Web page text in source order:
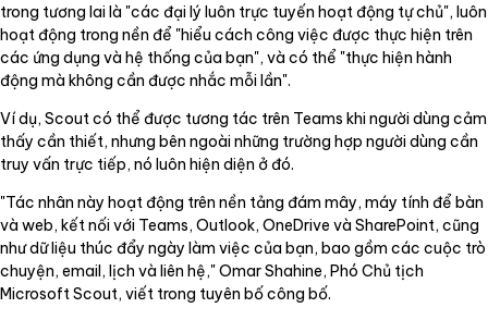
trong tương lai là "các đại lý luôn trực tuyến hoạt động tự chủ", luôn
hoạt động trong nền để "hiểu cách công việc được thực hiện trên
các ứng dụng và hệ thống của bạn", và có thể "thực hiện hành
động mà không cần được nhắc mỗi lần".
Ví dụ, Scout có thể được tương tác trên Teams khi người dùng cảm
thấy cần thiết, nhưng bên ngoài những trường hợp người dùng cần
truy vấn trực tiếp, nó luôn hiện diện ở đó.
"Tác nhân này hoạt động trên nền tảng đám mây, máy tính để bàn
và web, kết nối với Teams, Outlook, OneDrive và SharePoint, cũng
như dữ liệu thúc đẩy ngày làm việc của bạn, bao gồm các cuộc trò
chuyện, email, lịch và liên hệ," Omar Shahine, Phó Chủ tịch
Microsoft Scout, viết trong tuyên bố công bố.